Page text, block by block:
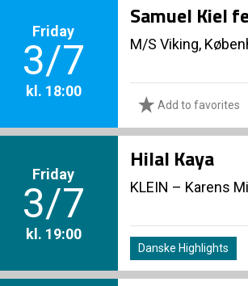
Friday
3/7
kl. 18:00
Samuel Kiel
M/S Viking,
Add to favorites
Friday
3/7
kl. 19:00
Hilal Kaya
KLEIN – Karens
Danske Highlights